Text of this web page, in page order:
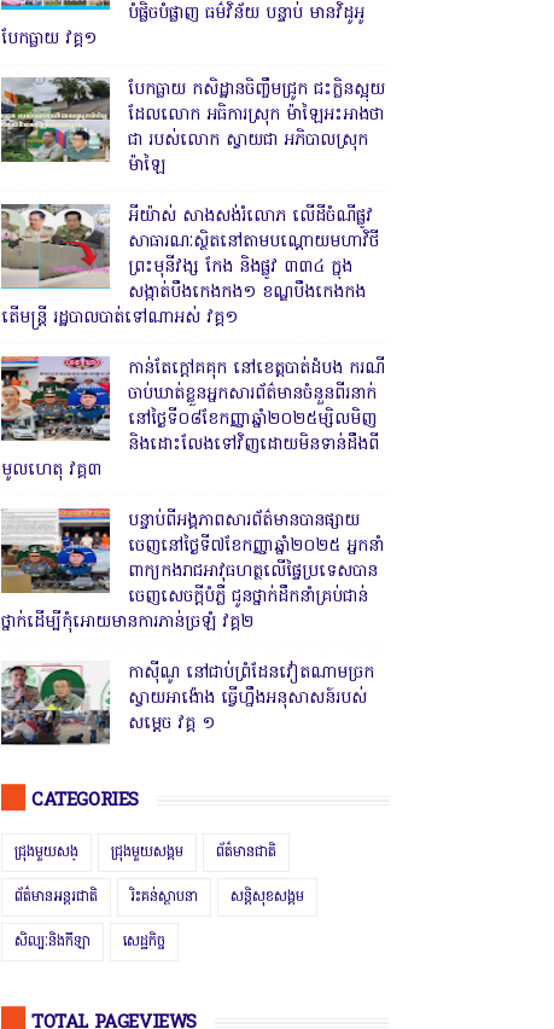
បំផ្លិចបំផ្លាញ ធម៌វិន័យ បន្ទាប់ មានវិដូអូ
បែកធ្លាយ វគ្គ១
បែកធ្លាយ កសិដ្ឋានចិញ្ចឹមជ្រូក ជះក្លិនស្អុយ
ដែលលោក អធិការស្រុក ម៉ាឡៃអះអាងថា
ជា របស់លោក ស្វាយជា អភិបាលស្រុក
ម៉ាឡៃ
អីយ៉ាស់ សាងសង់រំលោភ លើដីចំណីផ្លូវ
សាធារណៈស្ថិតនៅតាមបណ្ដោយមហាវិថី
ព្រះមុនីវង្ស កែង និងផ្លូវ ៣៣៤ ក្នុង
សង្កាត់បឹងកេងកង១ ខណ្ឌបឹងកេងកង
តើមន្ត្រី រដ្ឋបាលបាត់ទៅណាអស់ វគ្គ១
កាន់តែក្តៅគគុក នៅខេត្តបាត់ដំបង ករណី
ចាប់ឃាត់ខ្លួនអ្នកសារព័ត៌មានចំនួនពីរនាក់
នៅថ្ងៃទី០៨ខែកញ្ញាឆ្នាំ២០២៥ម្សិលមិញ
និងដោះលែងទៅវិញដោយមិនទាន់ដឹងពី
មូលហេតុ វគ្គ៣
បន្ទាប់ពីអង្គភាពសារព័ត៌មានបានផ្សាយ
ចេញនៅថ្ងៃទី៧ខែកញ្ញាឆ្នាំ២០២៥ អ្នកនាំ
ពាក្យកងរាជអាវុធហត្ថលើផ្ទៃប្រទេសបាន
ចេញសេចក្តីបំភ្លឺ ជូនថ្នាក់ដឹកនាំគ្រប់ជាន់
ថ្នាក់ដើម្បីកុំអោយមានការភាន់ច្រឡំ វគ្គ២
កាសុីណូ នៅជាប់ព្រំដែនវៀតណាមច្រក
ស្វាយអាង៉ោង ធ្វើហ្នឹងអនុសាសន៍របស់
សម្ដេច វគ្គ ១
CATEGORIES
ជ្រុងមួយសង្ ជ្រុងមួយសង្គម ព័ត៌មានជាតិ
ព័ត៌មានអន្តរជាតិ រិះគន់ស្ថាបនា សន្តិសុខសង្គម
សិល្បៈនិងកីឡា សេដ្ឋកិច្ច
TOTAL PAGEVIEWS